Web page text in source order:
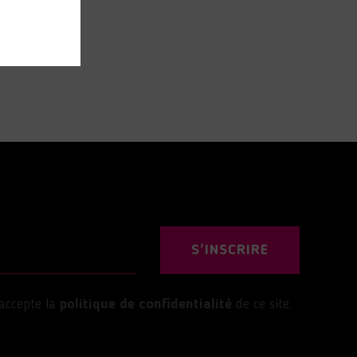
S'INSCRIRE
la politique de confidentialité de ce site.